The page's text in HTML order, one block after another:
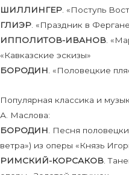
ШИЛЛИНГЕР . «Поступь
ГЛИЭР . «Праздник в
ИППОЛИТОВ-ИВАНОВ .
«Кавказские эскизы»
БОРОДИН . «Половецкие
Популярная классика и
А. Маслова:
БОРОДИН . Песня
ветра») из оперы «Князь
РИМСКИЙ-КОРСАКОВ .